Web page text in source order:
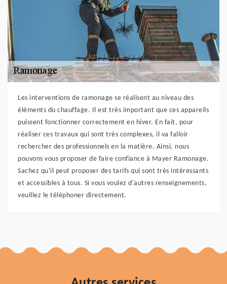
Les interventions de ramonage se réalisent au niveau des
éléments du chauffage. Il est très important que ces appareils
puissent fonctionner correctement en hiver. En fait, pour
réaliser ces travaux qui sont très complexes, il va falloir
rechercher des professionnels en la matière. Ainsi, nous
pouvons vous proposer de faire confiance à Mayer Ramonage.
Sachez qu'il peut proposer des tarifs qui sont très intéressants
et accessibles à tous. Si vous voulez d'autres renseignements,
veuillez le téléphoner directement.